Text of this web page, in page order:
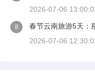
2026-07-06
8
春节云南旅游5天：
2026-07-06